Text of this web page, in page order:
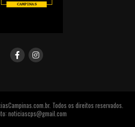
Todos os direitos reservados.
noticiascps@gmail.com